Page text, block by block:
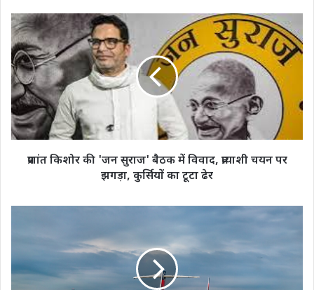
प्रशांत
किशोर
की
'जन
सुराज'
बैठक
में
विवाद,
प्रत्याशी
प्रशांत किशोर की 'जन सुराज' बैठक में विवाद, प्रत्याशी चयन पर
झगड़ा, कुर्सियों का टूटा ढेर
उड़ाने